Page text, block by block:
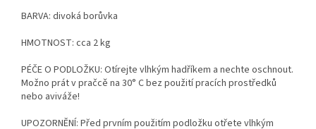
BARVA: divoká borůvka
HMOTNOST: cca 2 kg
PÉČE O PODLOŽKU: Otírejte vlhkým hadříkem a nechte oschnout.
Možno prát v pračcě na 30° C bez použití pracích prostředků
nebo aviváže!
UPOZORNĚNÍ: Před prvním použitím podložku otřete vlhkým